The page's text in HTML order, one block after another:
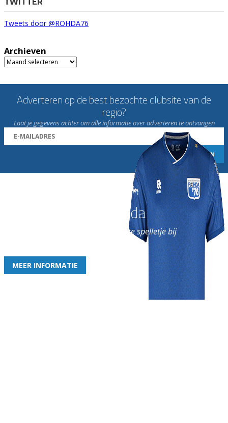
Tweets door @ROHDA76
Archieven
Archieven
Adverteren op de best bezochte clubsite van de
regio?
Laat je gegevens achter om alle informatie over adverteren te ontvangen
Word nu lid van Rohda
en geniet iedere week van het leukste spelletje bij
MEER INFORMATIE